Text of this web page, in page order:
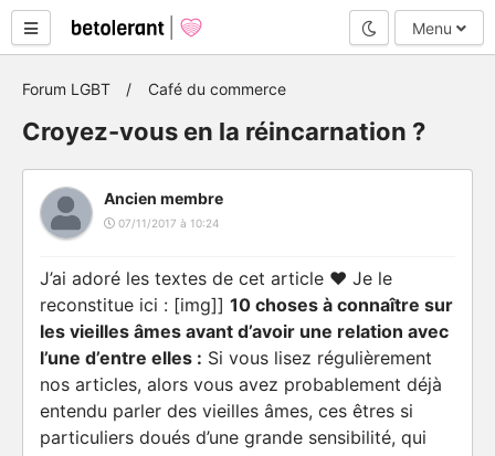
Mode nuit
Menu
Forum LGBT Café du commerce
Croyez-vous en la réincarnation ?
Ancien membre
07/11/2017 à 10:24
J’ai adoré les textes de cet article ❤️ Je le
reconstitue ici : [img]] 10 choses à connaître sur
les vieilles âmes avant d’avoir une relation avec
l’une d’entre elles : Si vous lisez régulièrement
nos articles, alors vous avez probablement déjà
entendu parler des vieilles âmes, ces êtres si
particuliers doués d’une grande sensibilité, qui